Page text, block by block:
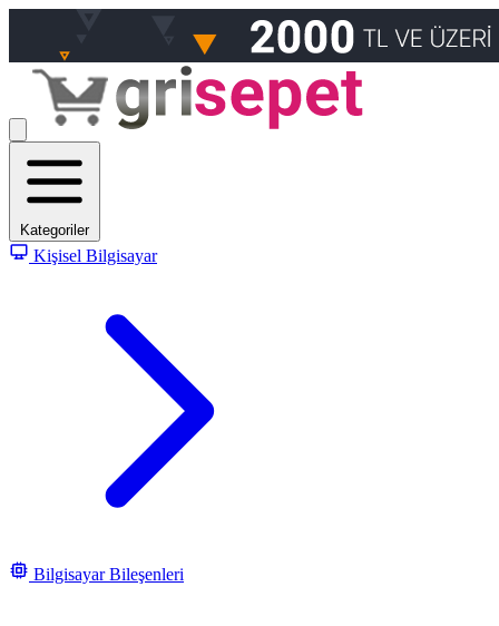
Kategoriler
Kişisel Bilgisayar
Bilgisayar Bileşenleri